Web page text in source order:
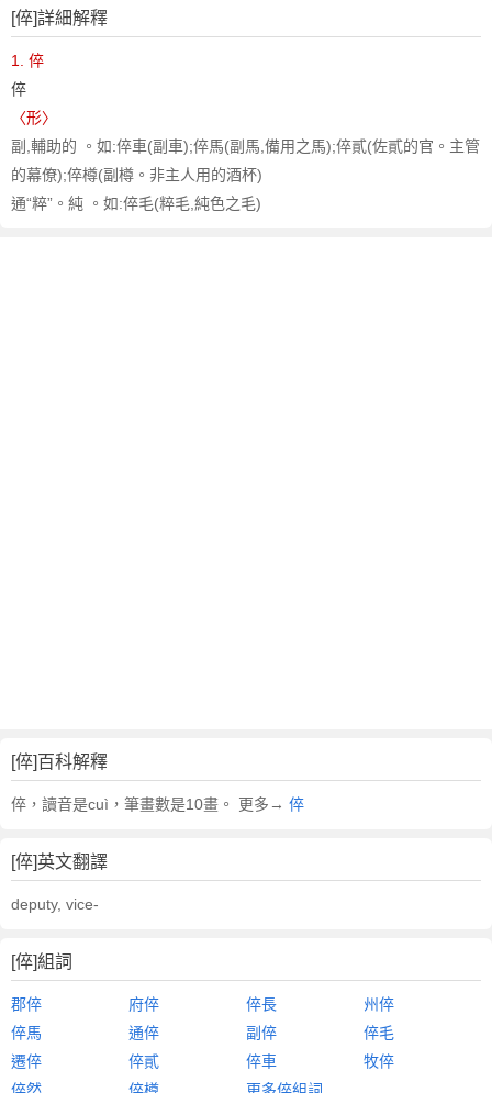
[倅]詳細解釋
1. 倅
倅
〈形〉
副,輔助的 。如:倅車(副車);倅馬(副馬,備用之馬);倅貳(佐貳的官。主管
的幕僚);倅樽(副樽。非主人用的酒杯)
通“粹”。純 。如:倅毛(粹毛,純色之毛)
[倅]百科解釋
倅，讀音是cuì，筆畫數是10畫。 更多→ 倅
[倅]英文翻譯
deputy, vice-
[倅]組詞
郡倅 府倅 倅長
州倅
倅馬
通倅 副倅
倅毛
遷倅
倅貳 倅車
牧倅